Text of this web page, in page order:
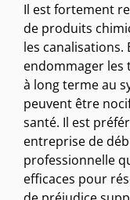
Il est fortement
de produits
les
endommager les
à long terme au
peuvent être
santé. Il est
entreprise de
professionnelle
efficaces pour